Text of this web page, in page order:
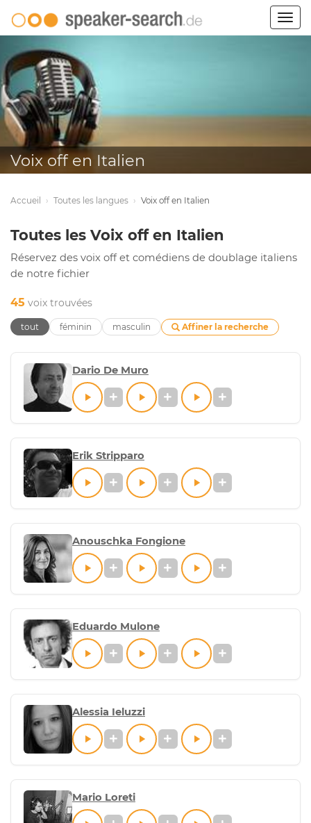
Voix off en Italien
Accueil › Toutes les langues › Voix off en Italien
Toutes les Voix off en Italien
Réservez des voix off et comédiens de doublage italiens
de notre fichier
45 voix trouvées
tout féminin masculin Affiner la recherche
Dario De Muro
Erik Stripparo
Anouschka Fongione
Eduardo Mulone
Alessia Ieluzzi
Mario Loreti